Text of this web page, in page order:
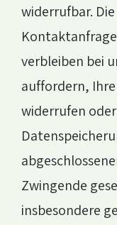
widerrufbar.
verbleiben bei
auffordern,
widerrufen
Zwingende
insbesondere